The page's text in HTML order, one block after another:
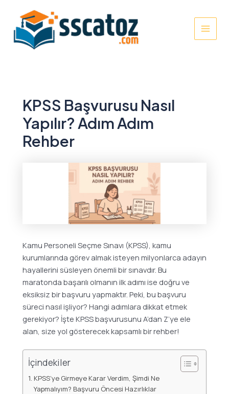
KPSS Başvurusu Nasıl
Yapılır? Adım Adım
Rehber
Kamu Personeli Seçme Sınavı (KPSS), kamu
kurumlarında görev almak isteyen milyonlarca adayın
hayallerini süsleyen önemli bir sınavdır. Bu
maratonda başarılı olmanın ilk adımı ise doğru ve
eksiksiz bir başvuru yapmaktır. Peki, bu başvuru
süreci nasıl işliyor? Hangi adımlara dikkat etmek
gerekiyor? İşte KPSS başvurusunu A’dan Z’ye ele
alan, size yol gösterecek kapsamlı bir rehber!
İçindekiler
KPSS’ye Girmeye Karar Verdim, Şimdi Ne
Yapmalıyım? Başvuru Öncesi Hazırlıklar